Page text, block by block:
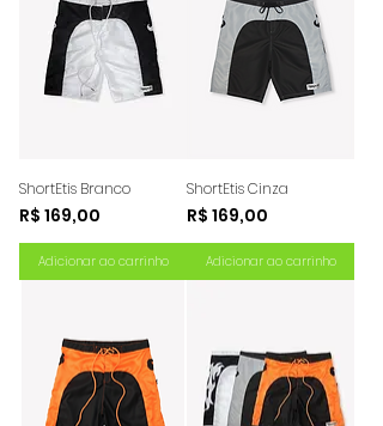
ShortEtis Branco
Preço
R$ 169,00
Adicionar ao carrinho
ShortEtis Cinza
Preço
R$ 169,00
Adicionar ao carrinho